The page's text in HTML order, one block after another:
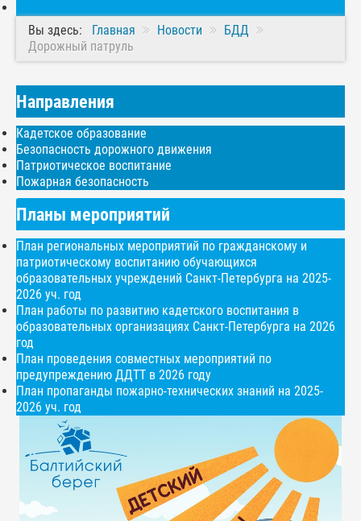
Вы здесь: Главная Новости
БДД
Дорожный патруль
Направления
Кадетское образование
Безопасность дорожного движения
Патриотическое воспитание
Пожарная безопасность
Планы мероприятий
План региональных мероприятий по гражданскому и
патриотическому воспитанию обучающихся
образовательных учреждений Санкт-Петербурга на 2025-
2026 уч. год
План работы по развитию кадетского воспитания в
образовательных организациях Санкт-Петербурга на 2026
год
План проведения совместных мероприятий по
предупреждению ДДТТ в 2026 году
План пропаганды пожарно-технических знаний на 2025-
2026 уч. год